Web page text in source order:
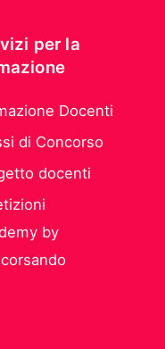
per la
Docenti
di Concorso
docenti
by